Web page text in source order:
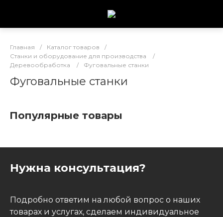
Главная / Каталог товаров
/
Станки и оборудование для производства
/
Деревообработка
/ Фуговальные станки
Фуговальные станки
Популярные товары
Нужна консультация?
Подробно ответим на любой вопрос о наших
товарах и услугах, сделаем индивидуальное